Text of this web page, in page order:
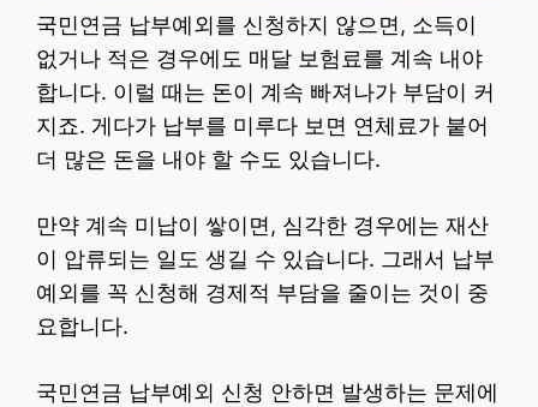
국민연금 납부예외를 신청하지 않으면, 소득이
없거나 적은 경우에도 매달 보험료를 계속 내야
합니다. 이럴 때는 돈이 계속 빠져나가 부담이 커
지죠. 게다가 납부를 미루다 보면 연체료가 붙어
더 많은 돈을 내야 할 수도 있습니다.
만약 계속 미납이 쌓이면, 심각한 경우에는 재산
이 압류되는 일도 생길 수 있습니다. 그래서 납부
예외를 꼭 신청해 경제적 부담을 줄이는 것이 중
요합니다.
국민연금 납부예외 신청 안하면 발생하는 문제에